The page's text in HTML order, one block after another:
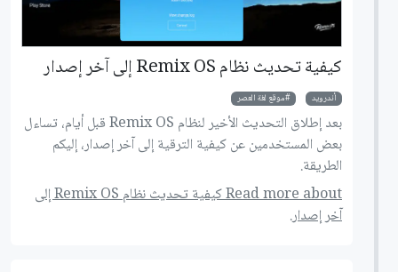
كيفية تحديث نظام Remix OS إلى آخر إصدار
أندرويد موقع لغة العصر
بعد إطلاق التحديث الأخير لنظام Remix OS قبل أيام، تساءل
بعض المستخدمين عن كيفية الترقية إلى آخر إصدار، إليكم
الطريقة.
Read more about كيفية تحديث نظام Remix OS إلى
آخر إصدار.